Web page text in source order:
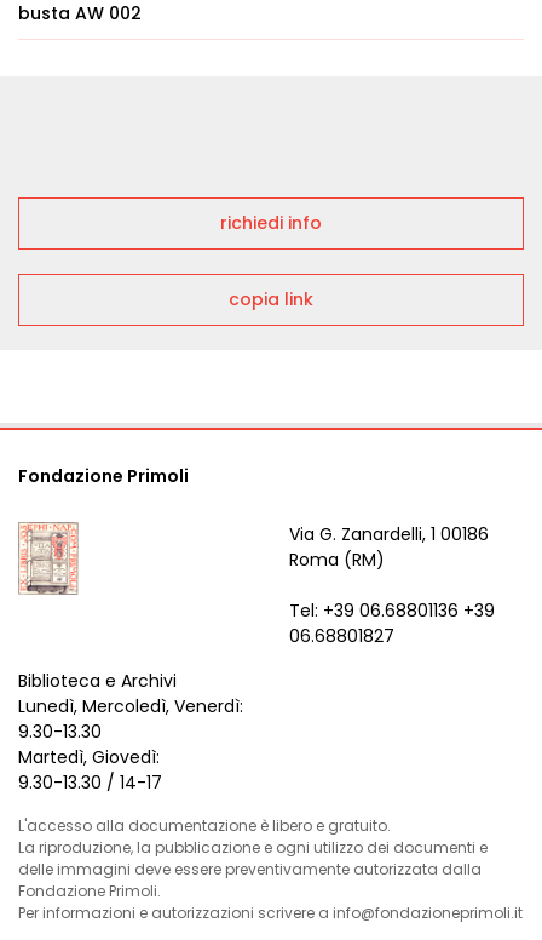
busta AW 002
richiedi info
copia link
Fondazione Primoli
Via G. Zanardelli, 1 00186
Roma (RM)
Tel: +39 06.68801136 +39
06.68801827
Biblioteca e Archivi
Lunedì, Mercoledì, Venerdì:
9.30-13.30
Martedì, Giovedì:
9.30-13.30 / 14-17
L'accesso alla documentazione è libero e gratuito.
La riproduzione, la pubblicazione e ogni utilizzo dei documenti e
delle immagini deve essere preventivamente autorizzata dalla
Fondazione Primoli.
Per informazioni e autorizzazioni scrivere a info@fondazioneprimoli.it